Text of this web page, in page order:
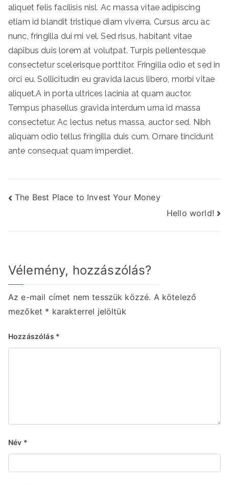
aliquet felis facilisis nisl. Ac massa vitae adipiscing
etiam id blandit tristique diam viverra. Cursus arcu ac
nunc, fringilla dui mi vel. Sed risus, habitant vitae
dapibus duis lorem at volutpat. Turpis pellentesque
consectetur scelerisque porttitor. Fringilla odio et sed in
orci eu. Sollicitudin eu gravida lacus libero, morbi vitae
aliquet.A in porta ultrices lacinia at quam auctor.
Tempus phasellus gravida interdum urna id massa
consectetur. Ac lectus netus massa, auctor sed. Nibh
aliquam odio tellus fringilla duis cum. Ornare tincidunt
ante consequat quam imperdiet.
Bejegyzés
The Best Place to Invest Your Money
Hello world!
Vélemény, hozzászólás?
Az e-mail címet nem tesszük közzé. A kötelező
mezőket * karakterrel jelöltük
Hozzászólás *
Név *